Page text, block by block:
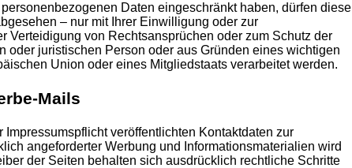
Daten eingeschränkt haben, dürfen diese
– nur mit Ihrer Einwilligung oder zur
Verteidigung von Rechtsansprüchen oder zum Schutz der
oder juristischen Person oder aus Gründen eines wichtigen
Union oder eines Mitgliedstaats verarbeitet werden.
Mails
Impressumspflicht veröffentlichten Kontaktdaten zur
angeforderter Werbung und Informationsmaterialien wird
der Seiten behalten sich ausdrücklich rechtliche Schritte